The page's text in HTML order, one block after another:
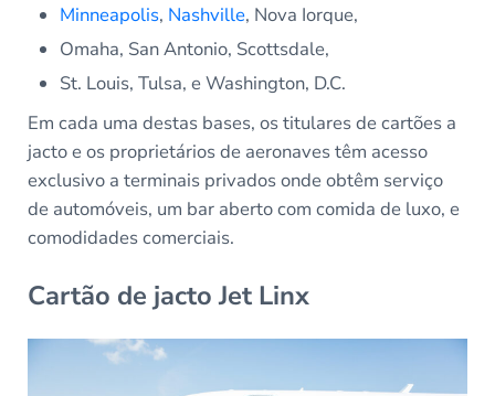
Minneapolis, Nashville, Nova Iorque,
Omaha, San Antonio, Scottsdale,
St. Louis, Tulsa, e Washington, D.C.
Em cada uma destas bases, os titulares de cartões a
jacto e os proprietários de aeronaves têm acesso
exclusivo a terminais privados onde obtêm serviço
de automóveis, um bar aberto com comida de luxo, e
comodidades comerciais.
Cartão de jacto Jet Linx